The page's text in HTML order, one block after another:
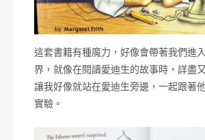
這套書籍有種魔力，好像會帶著我們進
界，就像在閱讀愛迪生的故事時，詳盡
讓我好像就站在愛迪生旁邊，一起跟著
實驗。